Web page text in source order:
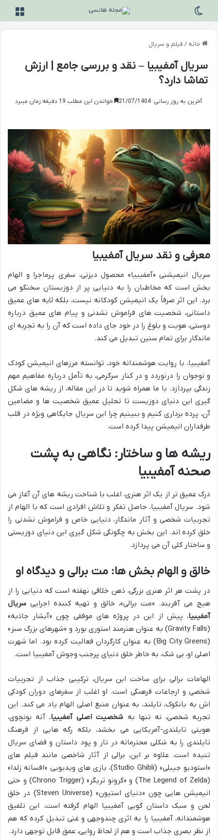
خانه / فیلم و سریال
سریال آمفیبیا – نقد و بررسی جامع | ارزش
تماشا دارد؟
آخرین به روز رسانی: 21/07/1404 خواندن این مطلب 19 دقیقه زمان میبرد
معرفی و نقد سریال آمفیبیا
سریال انیمیشنی «آمفیبیا» محصول دیزنی، سفری پرماجرا و الهام
بخش است که مخاطبان را به دنیایی پر از دوزیستان سخنگو می
برد. این اثر صرفاً یک انیمیشن کودکانه نیست، بلکه لایه های عمیق
داستانی، شخصیت های فراموش نشدنی و پیام های عمیق درباره
دوستی، هویت و بلوغ را در خود جای داده است که آن را به تجربه ای
ماندگار برای تمام سنین تبدیل می کند.
آمفیبیا، با روایت هوشمندانه خود، توانسته مرزهای انیمیشن کودک
و نوجوان را درنوردد و در کنار سرگرمی، به تأمل درباره مفاهیم مهم
زندگی بپردازد. با ما همراه شوید تا در این مقاله، از ریشه های شکل
گیری این دنیای دوزیست تا تحلیل عمیق شخصیت ها و مضامین
آن، پرده برداری کنیم و ببینیم چرا این سریال جایگاهی ویژه در قلب
طرفداران انیمیشن پیدا کرده است.
ریشه ها و ساختار: نگاهی به پشت
صحنه آمفیبیا
درک عمیق تر از یک اثر هنری، اغلب با شناخت ریشه های آن آغاز می
شود. سریال آمفیبیا، حاصل تفکر و تلاش افرادی است که با الهام از
تجربیات شخصی و آثار ماندگار، دنیایی خاص و فراموش نشدنی را
خلق کرده اند. این بخش به چگونگی شکل گیری این دنیای دوزیستی
و ساختار کلی آن می پردازد.
خالق و الهام بخش ها: مت برالی و دیدگاه او
در پشت هر اثر هنری بزرگی، ذهن خلاقی نهفته است که دنیایی را از
هیچ می آفریند. «مت برالی»، خالق و تهیه کننده اجرایی سریال
آمفیبیا، پیش از این در پروژه های موفقی چون «آبشار جاذبه»
(Gravity Falls) به عنوان هنرمند استوری بورد و «شهرهای بزرگ سبز»
(Big City Greens) به عنوان کارگردان فعالیت کرده بود. اما شهرت
اصلی او، بی شک، به خاطر خلق دنیای پرجنب وجوش آمفیبیا است.
الهامات برالی برای ساخت این سریال، ترکیبی جذاب از تجربیات
شخصی و ارجاعات فرهنگی است. او اغلب از سفرهای دوران کودکی
اش به بانکوک، تایلند، به عنوان منبع اصلی الهام یاد می کند. این
تجربه شخصی، نه تنها به شخصیت اصلی آمفیبیا، آنه بونچوی،
هویتی تایلندی-آمریکایی می بخشد، بلکه رگه هایی از فرهنگ
تایلندی را به شکلی محترمانه در تار و پود داستان و فضای سریال
تنیده است. علاوه بر این، برالی از آثار شاخصی مانند فیلم های
«استودیو جیبلی» (Studio Ghibli)، بازی های ویدیویی «افسانه زلدا»
(The Legend of Zelda) و «کرونو تریگر» (Chrono Trigger) و حتی
انیمیشن هایی چون «دنیای استیون» (Steven Universe) در خلق
لحن و سبک داستان گویی آمفیبیا الهام گرفته است. این تلفیق
هوشمندانه، آمفیبیا را به اثری چندوجهی و غنی تبدیل کرده که هم
از نظر بصری جذاب است و هم از لحاظ روایی، عمق قابل توجهی دارد.